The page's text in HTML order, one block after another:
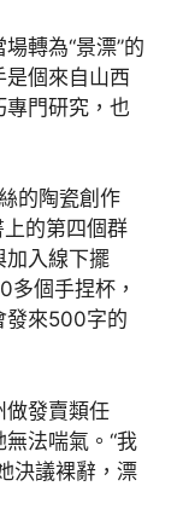
轉為“景漂”的
個來自山西
專門研究，也
的陶瓷創作
的第四個群
加入線下擺
個手捏杯，
發來500字的
做發賣類任
法喘氣。“我
決議裸辭，漂